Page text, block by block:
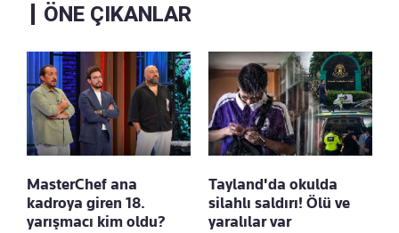
ÖNE ÇIKANLAR
MasterChef ana
kadroya giren 18.
yarışmacı kim oldu?
Tayland'da okulda
silahlı saldırı! Ölü ve
yaralılar var